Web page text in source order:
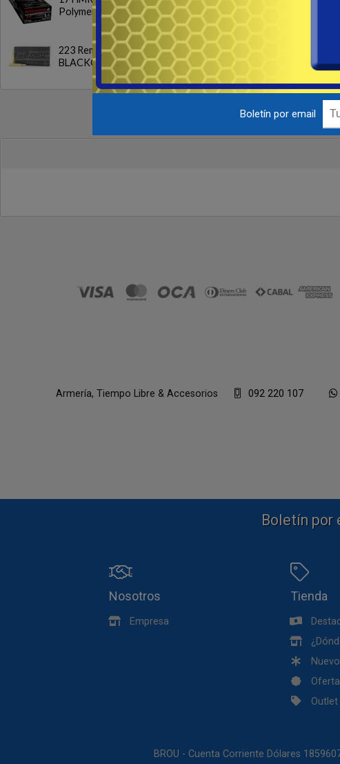
Polymer Tip 15.5gr.
223 Rem. FMJ
BLACK® 62 gr
Armería, Tiempo Libre & Accesorios 092 220 107
Boletín por email
Boletín por
Nosotros
Empresa
Tienda
Outlet
BROU - Cuenta Corriente Dólares